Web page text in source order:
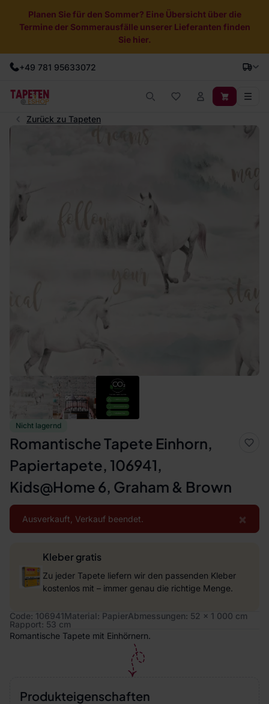
Planen Sie für den Sommer? Eine Übersicht über die
Termine der Sommerausfälle unserer Lieferanten finden
Sie hier.
+49 781 95633072
Zurück zu Tapeten
Nicht lagernd
Romantische Tapete Einhorn,
Papiertapete, 106941,
Kids@Home 6, Graham & Brown
×
Ausverkauft, Verkauf beendet.
Kleber gratis
Zu jeder Tapete liefern wir den passenden Kleber
kostenlos mit – immer genau die richtige Menge.
Code: 106941Material: PapierAbmessungen: 52 x 1 000 cm
Rapport: 53 cm
Romantische Tapete mit Einhörnern.
Produkteigenschaften